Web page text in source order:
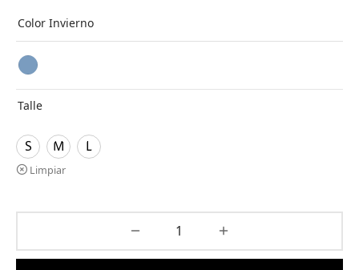
Color Invierno
Talle
S M L
Limpiar